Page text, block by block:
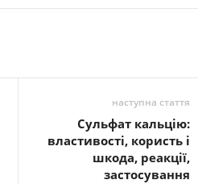
наступна стаття
Сульфат кальцію:
властивості, користь і
шкода, реакції,
застосування